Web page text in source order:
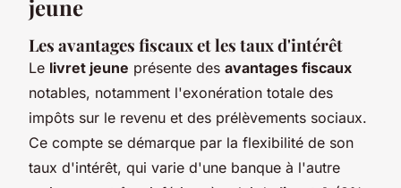
jeune
Les avantages fiscaux et les taux d'intérêt
Le livret jeune présente des avantages fiscaux
notables, notamment l'exonération totale des
impôts sur le revenu et des prélèvements sociaux.
Ce compte se démarque par la flexibilité de son
taux d'intérêt, qui varie d'une banque à l'autre